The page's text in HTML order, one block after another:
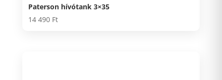
Paterson hívótank 3×35
14 490 Ft